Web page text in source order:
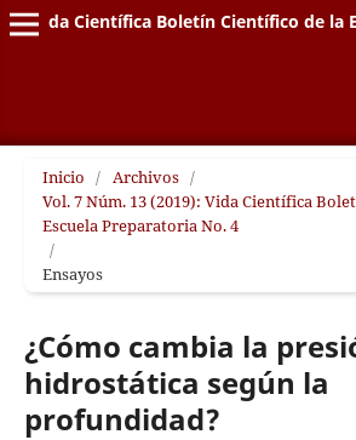
Vida Científica Boletín Científico de la
Inicio / Archivos /
Vol. 7 Núm. 13 (2019): Vida Científica
Escuela Preparatoria No. 4
/
Ensayos
¿Cómo cambia la
hidrostática según la
profundidad?